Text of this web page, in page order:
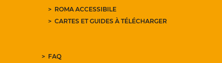
ROMA ACCESSIBILE
CARTES ET GUIDES À TÉLÉCHARGER
FAQ